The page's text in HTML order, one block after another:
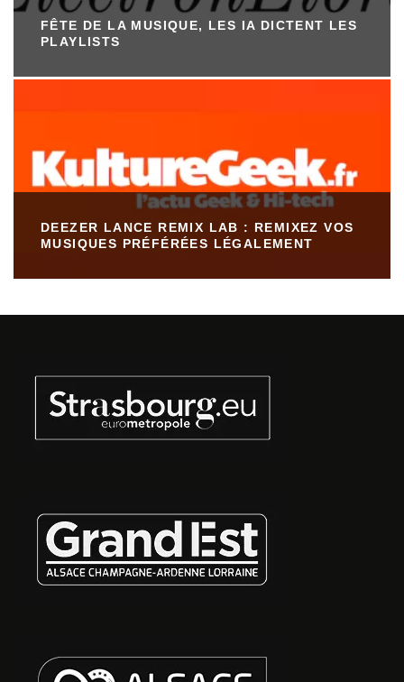
FÊTE DE LA MUSIQUE, LES IA DICTENT LES
PLAYLISTS
DEEZER LANCE REMIX LAB : REMIXEZ VOS
MUSIQUES PRÉFÉRÉES LÉGALEMENT